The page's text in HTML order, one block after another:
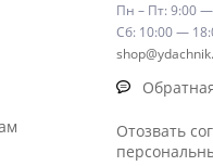
Пн – Пт: 9:00
Сб: 10:00 —
Отозвать